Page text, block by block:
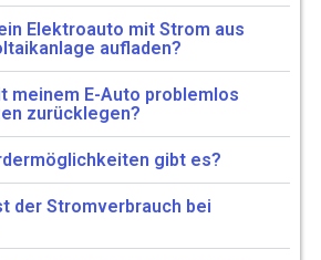
Elektroauto mit Strom aus
aufladen?
meinem E-Auto problemlos
zurücklegen?
gibt es?
der Stromverbrauch bei